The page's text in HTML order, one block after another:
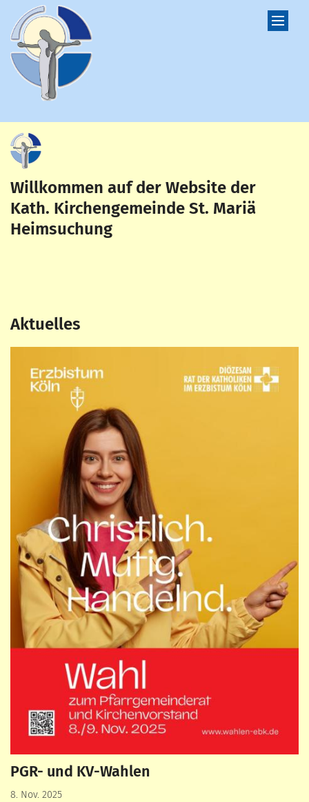
Zum Inhalt springen
Willkommen auf der Website der
Kath. Kirchengemeinde St. Mariä
Heimsuchung
Aktuelles
PGR- und KV-Wahlen
8. Nov. 2025